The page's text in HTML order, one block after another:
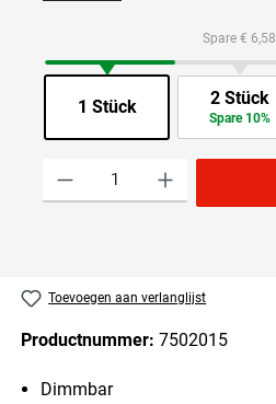
1 Stück
Spare € 6,58
2 Stück
Spare 10%
Toevoegen aan verlanglijst
Productnummer: 7502015
Dimmbar